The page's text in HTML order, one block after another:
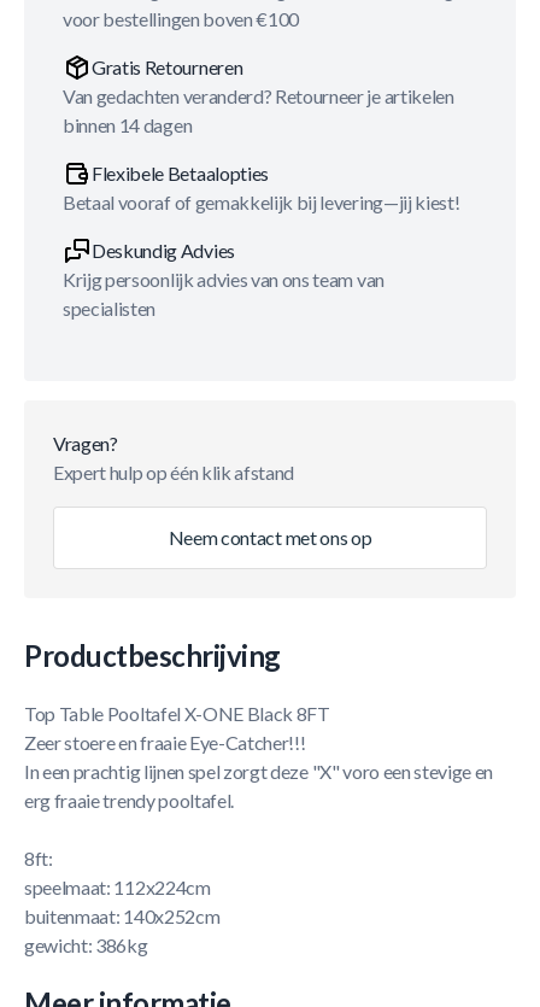
voor bestellingen boven €100
Gratis Retourneren
Van gedachten veranderd? Retourneer je artikelen
binnen 14 dagen
Flexibele Betaalopties
Betaal vooraf of gemakkelijk bij levering—jij kiest!
Deskundig Advies
Krijg persoonlijk advies van ons team van
specialisten
Vragen?
Expert hulp op één klik afstand
Neem contact met ons op
Productbeschrijving
Top Table Pooltafel X-ONE Black 8FT
Zeer stoere en fraaie Eye-Catcher!!!
In een prachtig lijnen spel zorgt deze "X" voro een stevige en
erg fraaie trendy pooltafel.
8ft:
speelmaat: 112x224cm
buitenmaat: 140x252cm
gewicht: 386kg